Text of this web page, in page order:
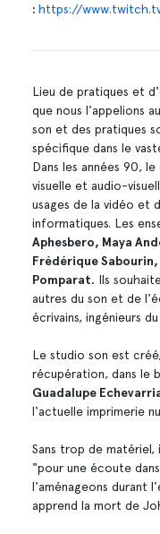
: https://
Lieu de pratiques et
que nous l'appelions
son et des pratiques
spécifique dans le
Dans les années 90,
visuelle et audio-
usages de la vidéo et
informatiques. Les
Aphesbero, Maya
Frédérique
Pomparat. Ils
autres du son et de
écrivains, ingénieurs
Le studio son est
récupération, dans le
Guadalupe
l'actuelle imprimerie
Sans trop de
"pour une écoute
l'aménageons durant
apprend la mort de